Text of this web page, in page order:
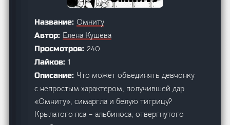
Название:Омниту
Автор: Елена Кушева
Просмотров: 240
Лайков:1
Описание: Что может объединять девчонку
с непростым характером, получившей дар
«Омниту», симаргла и белую тигрицу?
Крылатого пса – альбиноса, отвергнутого